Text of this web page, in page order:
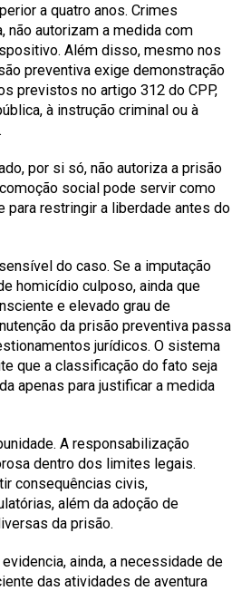
a quatro anos. Crimes
não autorizam a medida com
Além disso, mesmo nos
preventiva exige demonstração
previstos no artigo 312 do CPP,
à instrução criminal ou à
por si só, não autoriza a prisão
social pode servir como
para restringir a liberdade antes do
do caso. Se a imputação
homicídio culposo, ainda que
e elevado grau de
da prisão preventiva passa
jurídicos. O sistema
que a classificação do fato seja
apenas para justificar a medida
A responsabilização
dentro dos limites legais.
consequências civis,
além da adoção de
da prisão.
ainda, a necessidade de
das atividades de aventura